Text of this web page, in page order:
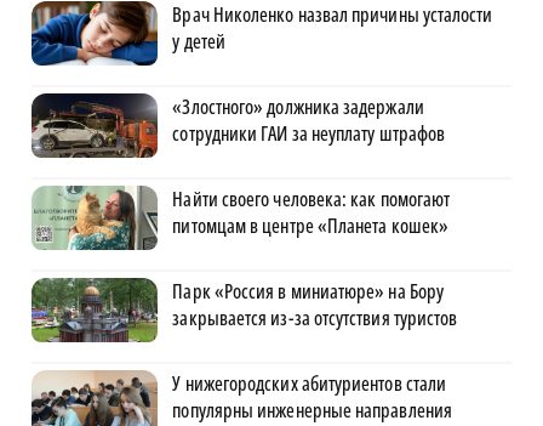
Врач Николенко назвал причины усталости
у детей
«Злостного» должника задержали
сотрудники ГАИ за неуплату штрафов
Найти своего человека: как помогают
питомцам в центре «Планета кошек»
Парк «Россия в миниатюре» на Бору
закрывается из-за отсутствия туристов
У нижегородских абитуриентов стали
популярны инженерные направления